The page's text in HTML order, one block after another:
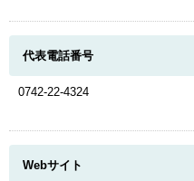
代表電話番号
0742-22-4324
Webサイト